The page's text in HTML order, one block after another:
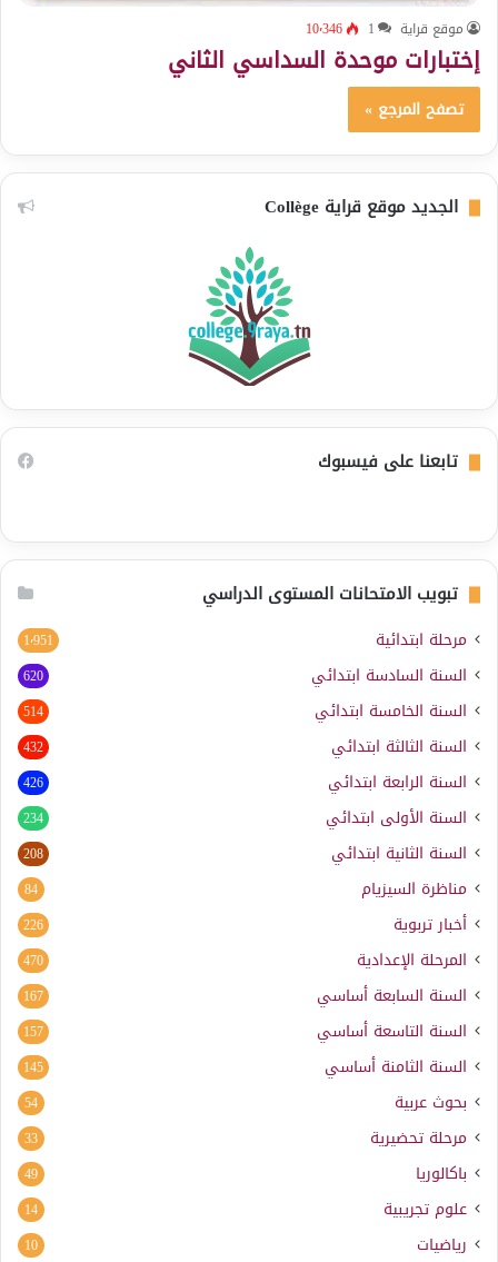
موقع قراية 1 10٬346
إختبارات موحدة السداسي الثاني
تصفح المرجع »
الجديد موقع قراية Collège
تابعنا على فيسبوك
تبويب الامتحانات المستوى الدراسي
مرحلة ابتدائية 1٬951
السنة السادسة ابتدائي 620
السنة الخامسة ابتدائي 514
السنة الثالثة ابتدائي 432
السنة الرابعة ابتدائي 426
السنة الأولى ابتدائي 234
السنة الثانية ابتدائي 208
مناظرة السيزيام 84
أخبار تربوية 226
المرحلة الإعدادية 470
السنة السابعة أساسي 167
السنة التاسعة أساسي 157
السنة الثامنة أساسي 145
بحوث عربية 54
مرحلة تحضيرية 33
باكالوريا 49
علوم تجريبية 14
رياضيات 10